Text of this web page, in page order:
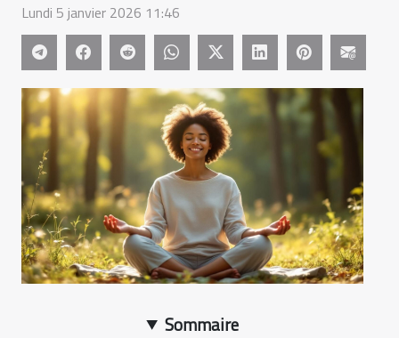
Lundi 5 janvier 2026 11:46
Sommaire